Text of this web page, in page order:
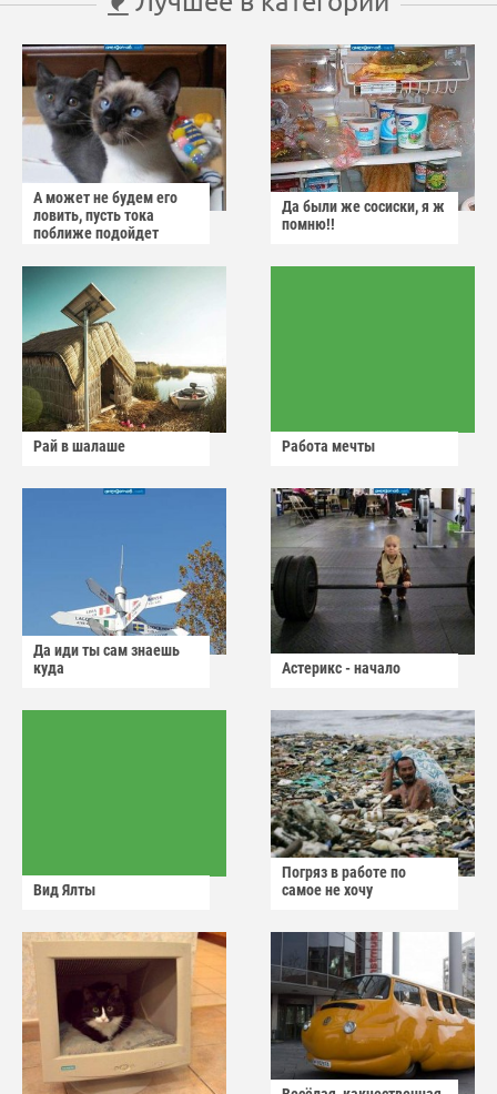
А может не будем его
ловить, пусть тока
поближе подойдет
Да были же сосиски, я ж
помню!!
Рай в шалаше Работа мечты
Да иди ты сам знаешь
куда
Астерикс - начало
Вид Ялты
Погряз в работе по
самое не хочу